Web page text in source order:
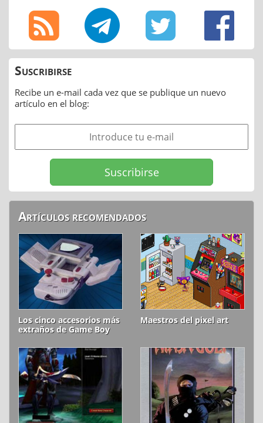
Suscribirse
Recibe un e-mail cada vez que se publique un nuevo
artículo en el blog:
Artículos recomendados
Los cinco accesorios más
extraños de Game Boy
Maestros del pixel art